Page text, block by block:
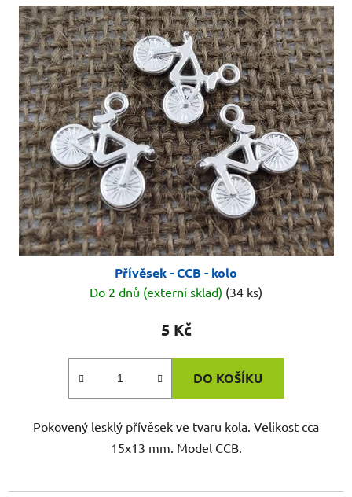
Přívěsek - CCB - kolo
Do 2 dnů (externí sklad) (34 ks)
5 Kč
DO KOŠÍKU
Pokovený lesklý přívěsek ve tvaru kola. Velikost cca
15x13 mm. Model CCB.